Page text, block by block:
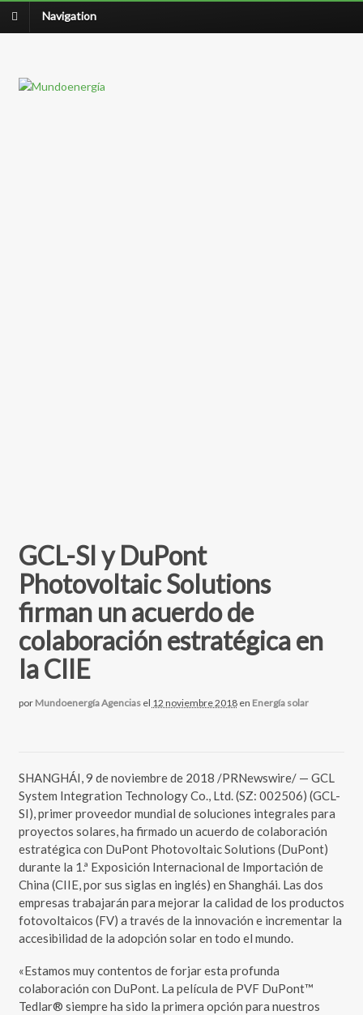
Navigation
GCL-SI y DuPont
Photovoltaic Solutions
firman un acuerdo de
colaboración estratégica en
la CIIE
por Mundoenergía Agencias el 12 noviembre 2018 en Energía solar
SHANGHÁI, 9 de noviembre de 2018 /PRNewswire/ — GCL
System Integration Technology Co., Ltd. (SZ: 002506) (GCL-
SI), primer proveedor mundial de soluciones integrales para
proyectos solares, ha firmado un acuerdo de colaboración
estratégica con DuPont Photovoltaic Solutions (DuPont)
durante la 1.ª Exposición Internacional de Importación de
China (CIIE, por sus siglas en inglés) en Shanghái. Las dos
empresas trabajarán para mejorar la calidad de los productos
fotovoltaicos (FV) a través de la innovación e incrementar la
accesibilidad de la adopción solar en todo el mundo.
«Estamos muy contentos de forjar esta profunda
colaboración con DuPont. La película de PVF DuPont™
Tedlar® siempre ha sido la primera opción para nuestros